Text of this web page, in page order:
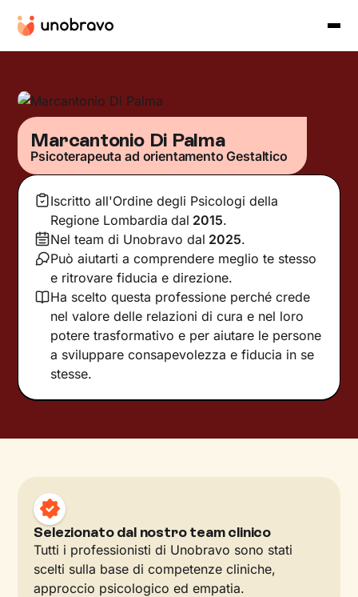
Marcantonio Di Palma
Psicoterapeuta ad orientamento Gestaltico
Iscritto all'Ordine degli Psicologi della
Regione Lombardia dal 2015.
Nel team di Unobravo dal 2025.
Può aiutarti a comprendere meglio te stesso
e ritrovare fiducia e direzione.
Ha scelto questa professione perché crede
nel valore delle relazioni di cura e nel loro
potere trasformativo e per aiutare le persone
a sviluppare consapevolezza e fiducia in se
stesse.
Selezionato dal nostro team clinico
Tutti i professionisti di Unobravo sono stati
scelti sulla base di competenze cliniche,
approccio psicologico ed empatia.